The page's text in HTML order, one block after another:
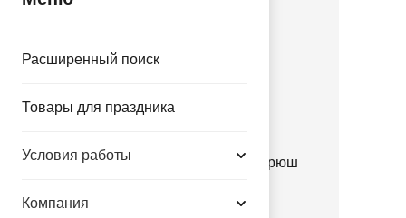
Расширенный поиск
Товары для праздника
Условия работы
Компания
Шляпа Ведьмы черная рюш